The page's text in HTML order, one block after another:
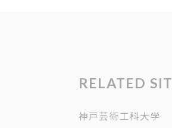
RELATED
神戸芸術工科大学